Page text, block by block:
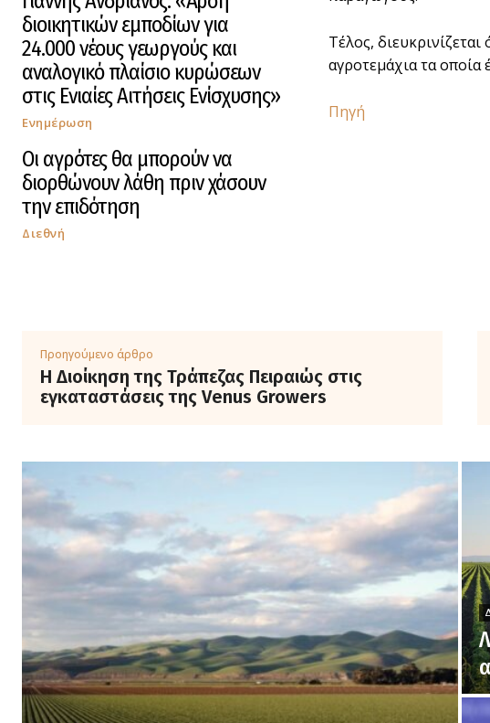
διοικητικών εμποδίων για
24.000 νέους γεωργούς και
αναλογικό πλαίσιο κυρώσεων
στις Ενιαίες Αιτήσεις Ενίσχυσης»
Ενημέρωση
Οι αγρότες θα μπορούν να
διορθώνουν λάθη πριν χάσουν
την επιδότηση
Διεθνή
Τέλος,
αγροτεμάχια τα
Πηγή
Προηγούμενο άρθρο
Η Διοίκηση της Τράπεζας Πειραιώς στις
εγκαταστάσεις της Venus Growers